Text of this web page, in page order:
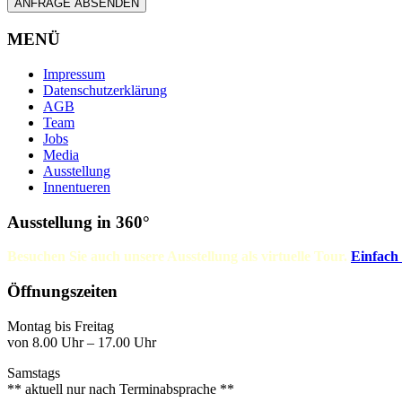
ANFRAGE ABSENDEN
MENÜ
Impressum
Datenschutzerklärung
AGB
Team
Jobs
Media
Ausstellung
Innentueren
Ausstellung in 360°
Besuchen Sie auch unsere Ausstellung als virtuelle Tour. Einfach
Öffnungszeiten
Montag bis Freitag
von 8.00 Uhr – 17.00 Uhr
Samstags
** aktuell nur nach Terminabsprache **